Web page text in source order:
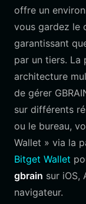
offre un
vous gardez le
garantissant
par un tiers. La
architecture
de gérer
sur différents
ou le bureau,
Wallet » via la
Bitget Wallet
gbrain sur iOS,
navigateur.